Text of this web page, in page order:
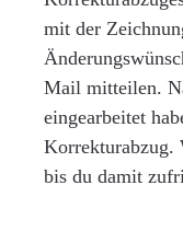
mit der
Mail mitteilen.
eingearbeitet
Korrekturabzug.
bis du damit